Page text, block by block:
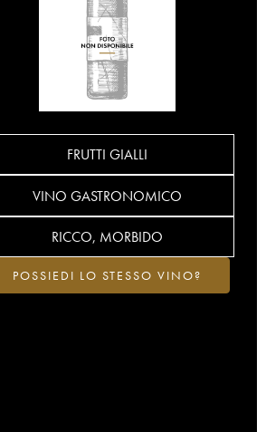
FRUTTI GIALLI
VINO GASTRONOMICO
RICCO, MORBIDO
POSSIEDI LO STESSO VINO?